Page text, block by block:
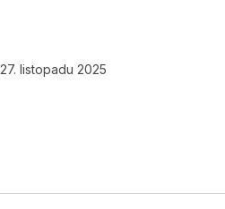
27. listopadu 2025